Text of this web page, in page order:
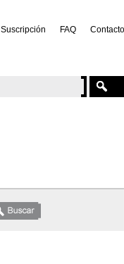
Suscripción FAQ Contacto